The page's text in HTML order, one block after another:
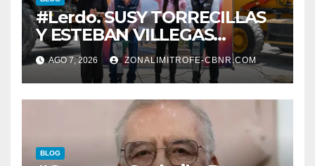
#Lerdo. SUSY TORRECILLAS
Y ESTEBAN VILLEGAS
ENTREGAN TÍTULOS DE
PROPIEDAD A FAMILIAS
LERDENSES Y DAN
ARRANQUE A LA
CONSTRUCCIÓN DE DOMO
EN CARLOS REAL*
AGO 7, 2026 ZONALIMITROFE-CBNR.COM
BLOG